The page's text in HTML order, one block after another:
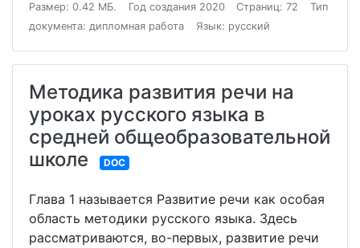
Размер: 0.42 МБ. Год создания 2020 Страниц: 72
Тип
документа: дипломная работа
Язык: русский
Методика развития речи на
уроках русского языка в
средней общеобразовательной
школе
DOC
Глава 1 называется Развитие речи как особая
область методики русского языка. Здесь
рассматриваются, во-первых, развитие речи